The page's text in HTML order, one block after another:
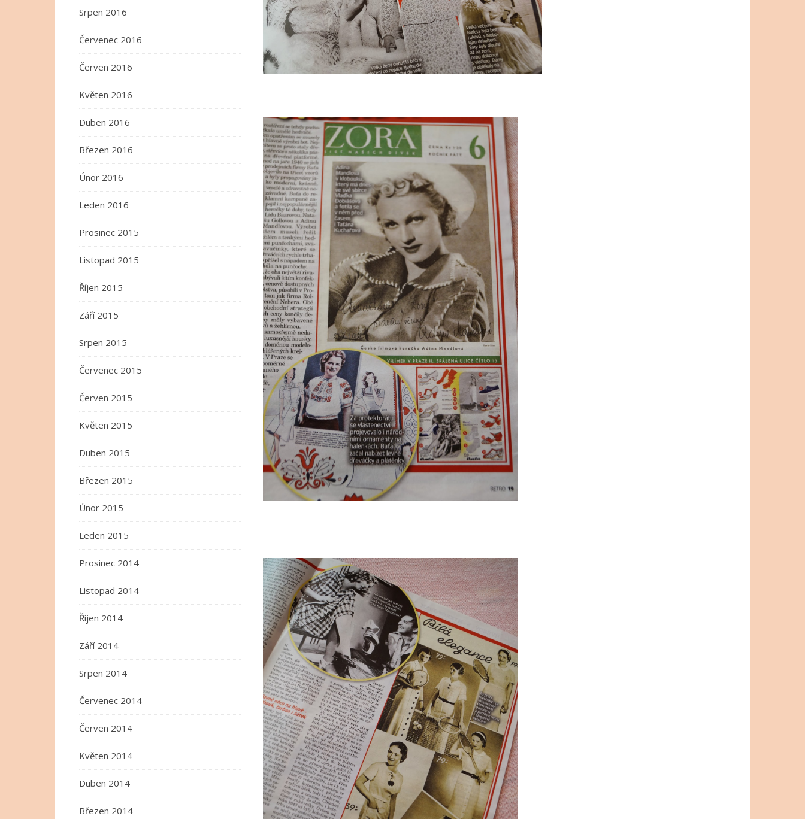
Srpen 2016
Červenec 2016
Červen 2016
Květen 2016
Duben 2016
Březen 2016
Únor 2016
Leden 2016
Prosinec 2015
Listopad 2015
Říjen 2015
Září 2015
Srpen 2015
Červenec 2015
Červen 2015
Květen 2015
Duben 2015
Březen 2015
Únor 2015
Leden 2015
Prosinec 2014
Listopad 2014
Říjen 2014
Září 2014
Srpen 2014
Červenec 2014
Červen 2014
Květen 2014
Duben 2014
Březen 2014